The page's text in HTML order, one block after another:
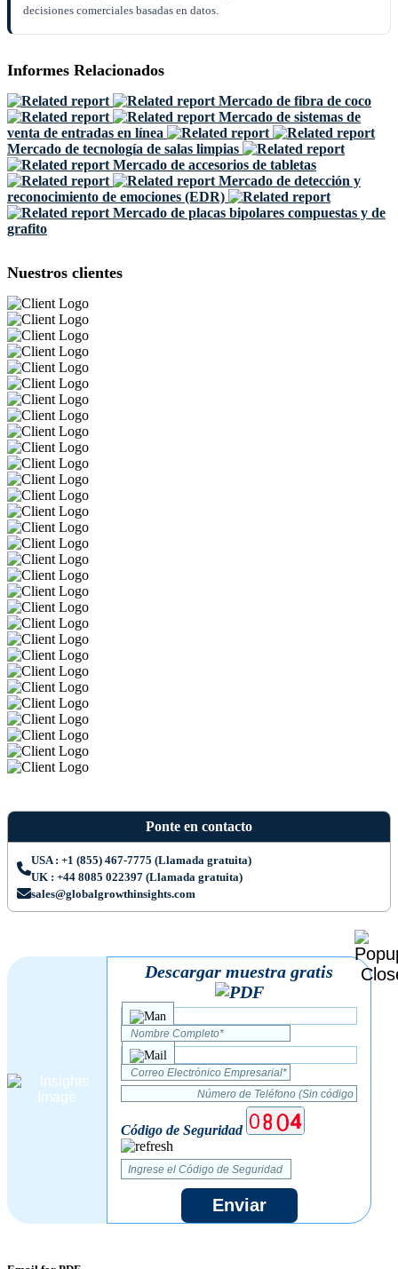
decisiones comerciales basadas en datos.
Informes Relacionados
Mercado de fibra de coco
Mercado de sistemas de
venta de entradas en línea
Mercado de tecnología de salas limpias
Mercado de accesorios de tabletas
Mercado de detección y
reconocimiento de emociones (EDR)
Mercado de placas bipolares compuestas y de
grafito
Nuestros clientes
Ponte en contacto
USA : +1 (855) 467-7775 (Llamada gratuita)
UK : +44 8085 022397 (Llamada gratuita)
sales@globalgrowthinsights.com
Descargar muestra gratis
Código de Seguridad
Enviar